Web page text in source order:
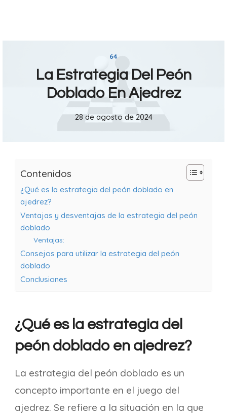
64
La Estrategia Del Peón
Doblado En Ajedrez
28 de agosto de 2024
Contenidos
¿Qué es la estrategia del peón doblado en
ajedrez?
Ventajas y desventajas de la estrategia del peón
doblado
Ventajas:
Consejos para utilizar la estrategia del peón
doblado
Conclusiones
¿Qué es la estrategia del
peón doblado en ajedrez?
La estrategia del peón doblado es un
concepto importante en el juego del
ajedrez. Se refiere a la situación en la que